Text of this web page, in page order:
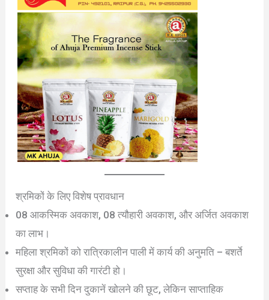
श्रमिकों के लिए विशेष प्रावधान
08 आकस्मिक अवकाश, 08 त्यौहारी अवकाश, और अर्जित अवकाश
का लाभ।
महिला श्रमिकों को रात्रिकालीन पाली में कार्य की अनुमति – बशर्ते
सुरक्षा और सुविधा की गारंटी हो।
सप्ताह के सभी दिन दुकानें खोलने की छूट, लेकिन साप्ताहिक